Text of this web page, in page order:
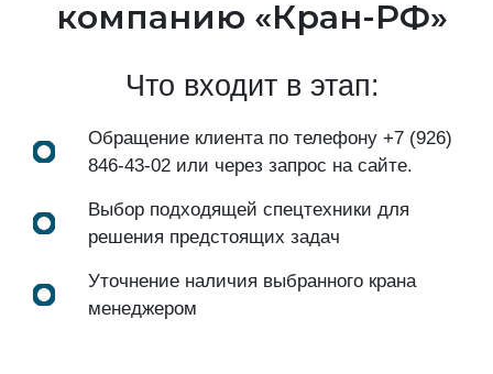
компанию «Кран-РФ»
Что входит в этап:
Обращение клиента по телефону +7 (926)
846-43-02 или через запрос на сайте.
Выбор подходящей спецтехники для
решения предстоящих задач
Уточнение наличия выбранного крана
менеджером